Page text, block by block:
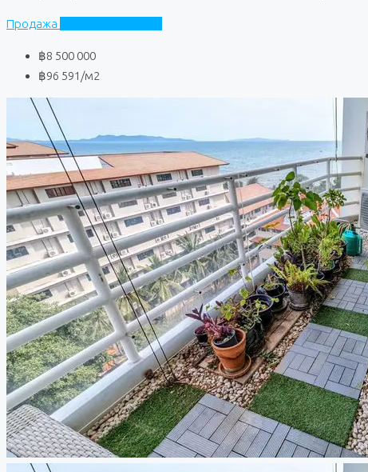
Продажа
฿8 500 000
฿96 591 /м2